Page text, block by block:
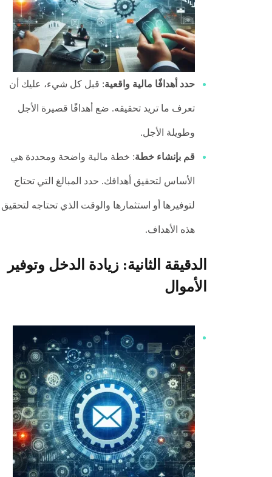
حدد أهدافًا مالية واقعية: قبل كل شيء، عليك أن
تعرف ما تريد تحقيقه. ضع أهدافًا قصيرة الأجل
وطويلة الأجل.
قم بإنشاء خطة: خطة مالية واضحة ومحددة هي
الأساس لتحقيق أهدافك. حدد المبالغ التي تحتاج
لتوفيرها أو استثمارها والوقت الذي تحتاجه لتحقيق
هذه الأهداف.
الدقيقة الثانية: زيادة الدخل وتوفير
الأموال